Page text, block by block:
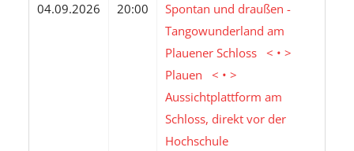
04.09.2026 20:00
Spontan und draußen -
Tangowunderland am
Plauener Schloss < • >
Plauen < • >
Aussichtplattform am
Schloss, direkt vor der
Hochschule